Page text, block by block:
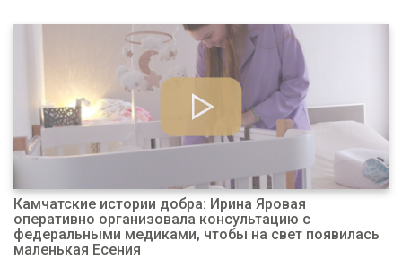
Камчатские истории добра: Ирина Яровая
оперативно организовала консультацию с
федеральными медиками, чтобы на свет появилась
маленькая Есения